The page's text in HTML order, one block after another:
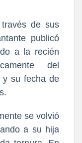
de sus
publicó
a la recién
del
y su fecha de
se volvió
a su hija